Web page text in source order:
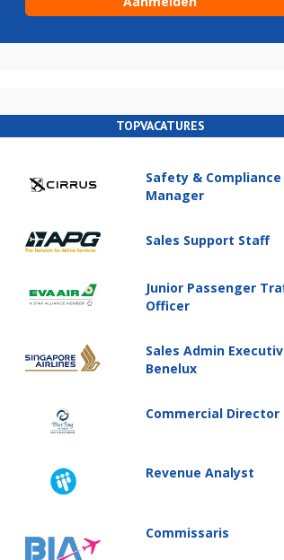
TOPVACATURES
Safety & Compliance
Manager
Sales Support Staff
Junior Passenger
Officer
Sales Admin
Benelux
Commercial Director
Revenue Analyst
Commissaris